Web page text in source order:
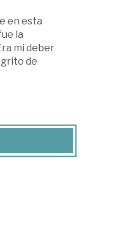
en esta
la
mi deber
grito de